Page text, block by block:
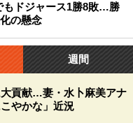
もドジャース1勝8敗…勝
の懸念
週間
貢献…妻・水卜麻美アナ
やかな」近況